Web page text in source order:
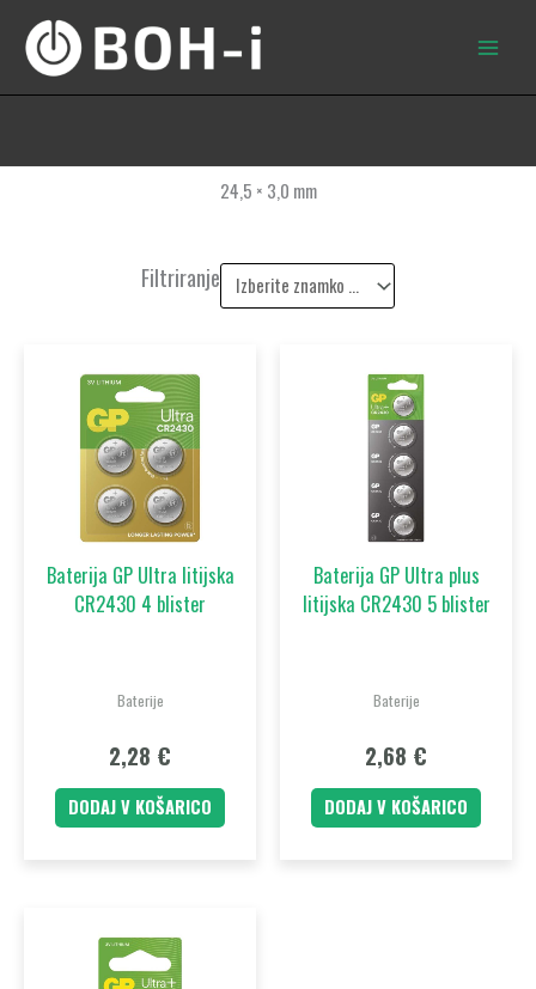
content
24,5 × 3,0 mm
Filtriranje
Baterija GP Ultra litijska
CR2430 4 blister
Baterije
2,28 €
DODAJ V KOŠARICO
Baterija GP Ultra plus
litijska CR2430 5 blister
Baterije
2,68 €
DODAJ V KOŠARICO